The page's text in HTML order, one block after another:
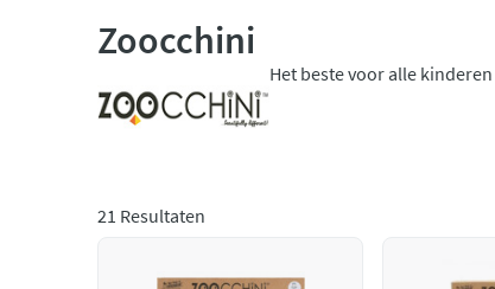
Zoocchini
Het beste voor alle
21 Resultaten